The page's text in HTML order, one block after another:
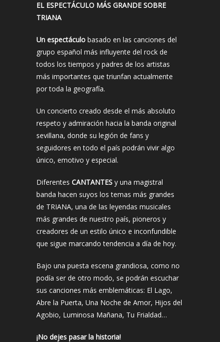
EL ESPECTÁCULO MÁS GRANDE SOBRE
TRIANA
Un espectáculo basado en las canciones del
grupo español más influyente del rock de
todos los tiempos y padres de los artistas
más importantes que triunfan actualmente
por toda la geografía.
Un concierto creado desde el más absoluto
respeto y admiración hacia la banda original
sevillana, donde su legión de fans y
seguidores en todo el país podrán vivir algo
único, emotivo y especial.
Diferentes CANTANTES y una magistral
banda hacen suyos los temas más grandes
de TRIANA, una de las leyendas musicales
más grandes de nuestro país, pioneros y
creadores de un estilo único e inconfundible
que sigue marcando tendencia a día de hoy.
Bajo una puesta escena grandiosa, como no
podía ser de otro modo, se podrán escuchar
sus canciones más emblemáticas: El Lago,
Abre la Puerta, Una Noche de Amor, Hijos del
Agobio, Luminosa Mañana, Tu Frialdad…
¡No dejes pasar la historia!